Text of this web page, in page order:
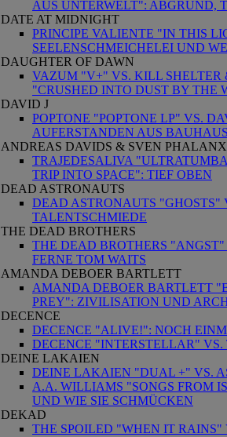
AUS UNTERWELT": ABGRUND,
DATE AT MIDNIGHT
PRINCIPE VALIENTE "IN THIS
SEELENSCHMEICHELEI UND
DAUGHTER OF DAWN
VAZUM "V+" VS. KILL
"CRUSHED INTO DUST BY THE
DAVID J
POPTONE "POPTONE LP" VS.
AUFERSTANDEN AUS
ANDREAS DAVIDS & SVEN PHALANX
TRAJEDESALIVA
TRIP INTO SPACE": TIEF OBEN
DEAD ASTRONAUTS
DEAD ASTRONAUTS
TALENTSCHMIEDE
THE DEAD BROTHERS
THE DEAD BROTHERS
FERNE TOM WAITS
AMANDA DEBOER BARTLETT
AMANDA DEBOER BARTLETT
PREY": ZIVILISATION UND
DECENCE
DECENCE "ALIVE!": NOCH
DECENCE "INTERSTELLAR"
DEINE LAKAIEN
DEINE LAKAIEN "DUAL +" VS.
A.A. WILLIAMS "SONGS FROM
UND WIE SIE SCHMÜCKEN
DEKAD
THE SPOILED "WHEN IT